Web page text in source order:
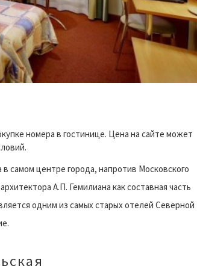
номера в гостинице. Цена на сайте может
самом центре города, напротив Московского
А.П. Гемилиана как составная часть
одним из самых старых отелей Северной